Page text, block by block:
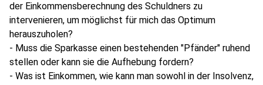
der Einkommensberechnung des Schuldners zu
intervenieren, um möglichst für mich das Optimum
herauszuholen?
- Muss die Sparkasse einen bestehenden "Pfänder" ruhend
stellen oder kann sie die Aufhebung fordern?
- Was ist Einkommen, wie kann man sowohl in der Insolvenz,